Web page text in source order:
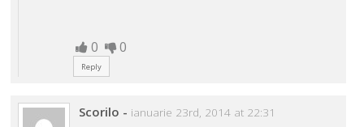
0 0
Reply
Scorilo - ianuarie 23rd, 2014 at 22:31